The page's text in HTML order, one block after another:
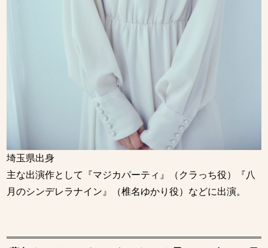
埼玉県出身
主な出演作として『マジカパーティ』（クラっち役）『八
月のシンデレラナイン』（椎名ゆかり役）などに出演。